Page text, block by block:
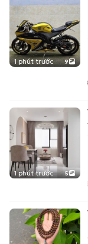
1 phút trước 9
1 phút trước 5